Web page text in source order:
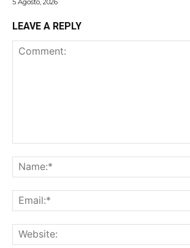
LEAVE A REPLY